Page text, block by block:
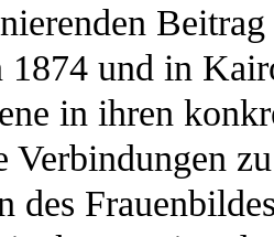
1874 und in
in ihren
Verbindungen
des